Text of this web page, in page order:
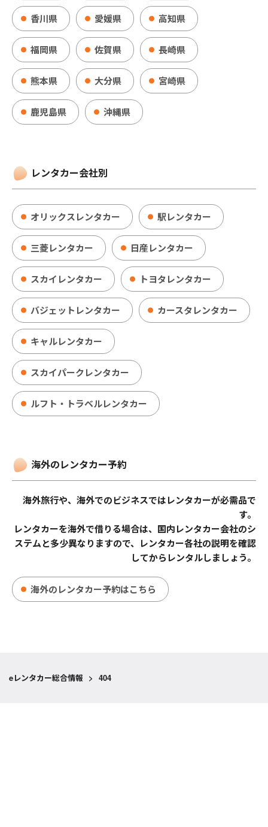
香川県 愛媛県 高知県
福岡県 佐賀県 長崎県
熊本県 大分県 宮崎県
鹿児島県 沖縄県
レンタカー会社別
オリックスレンタカー 駅レンタカー
三菱レンタカー 日産レンタカー
スカイレンタカー トヨタレンタカー
バジェットレンタカー カースタレンタカー
キャルレンタカー
スカイパークレンタカー
ルフト・トラベルレンタカー
海外のレンタカー予約
海外旅行や、海外でのビジネスではレンタカーが必需品で
す。
レンタカーを海外で借りる場合は、国内レンタカー会社のシ
ステムと多少異なりますので、レンタカー各社の説明を確認
してからレンタルしましょう。
海外のレンタカー予約はこちら
eレンタカー総合情報 > 404